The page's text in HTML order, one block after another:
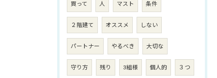
買って 人 マスト 条件
２階建て オススメ しない
パートナー やるべき 大切な
守り方 残り 3組様 個人的 ３つ